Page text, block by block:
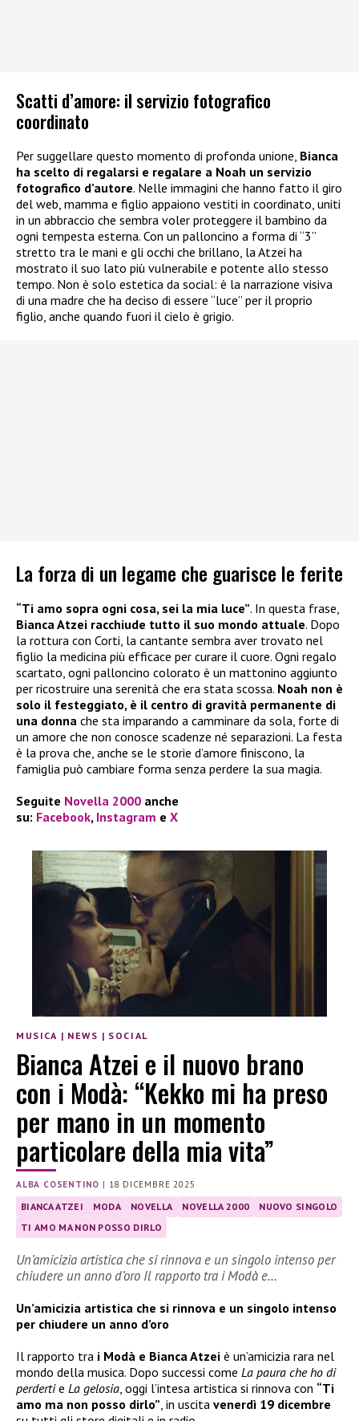
Scatti d’amore: il servizio fotografico
coordinato
Per suggellare questo momento di profonda unione, Bianca
ha scelto di regalarsi e regalare a Noah un servizio
fotografico d’autore. Nelle immagini che hanno fatto il giro
del web, mamma e figlio appaiono vestiti in coordinato, uniti
in un abbraccio che sembra voler proteggere il bambino da
ogni tempesta esterna. Con un palloncino a forma di “3”
stretto tra le mani e gli occhi che brillano, la Atzei ha
mostrato il suo lato più vulnerabile e potente allo stesso
tempo. Non è solo estetica da social: è la narrazione visiva
di una madre che ha deciso di essere “luce” per il proprio
figlio, anche quando fuori il cielo è grigio.
La forza di un legame che guarisce le ferite
“Ti amo sopra ogni cosa, sei la mia luce”. In questa frase,
Bianca Atzei racchiude tutto il suo mondo attuale. Dopo
la rottura con Corti, la cantante sembra aver trovato nel
figlio la medicina più efficace per curare il cuore. Ogni regalo
scartato, ogni palloncino colorato è un mattonino aggiunto
per ricostruire una serenità che era stata scossa. Noah non è
solo il festeggiato, è il centro di gravità permanente di
una donna che sta imparando a camminare da sola, forte di
un amore che non conosce scadenze né separazioni. La festa
è la prova che, anche se le storie d’amore finiscono, la
famiglia può cambiare forma senza perdere la sua magia.
Seguite Novella 2000 anche
su: Facebook, Instagram e X
MUSICA | NEWS | SOCIAL
Bianca Atzei e il nuovo brano
con i Modà: “Kekko mi ha preso
per mano in un momento
particolare della mia vita”
ALBA COSENTINO | 18 DICEMBRE 2025
BIANCA ATZEI MODA NOVELLA NOVELLA 2000
NUOVO SINGOLO
TI AMO MA NON POSSO DIRLO
Un’amicizia artistica che si rinnova e un singolo intenso per
chiudere un anno d’oro Il rapporto tra i Modà e…
Un’amicizia artistica che si rinnova e un singolo intenso
per chiudere un anno d’oro
Il rapporto tra i Modà e Bianca Atzei è un’amicizia rara nel
mondo della musica. Dopo successi come La paura che ho di
perdertie La gelosia , oggi l’intesa artistica si rinnova con “Ti
amo ma non posso dirlo” , in uscita venerdì 19 dicembre